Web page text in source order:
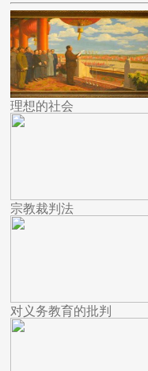
理想的社会
宗教裁判法
对义务教育的批判